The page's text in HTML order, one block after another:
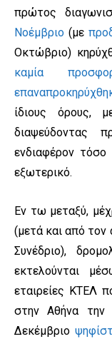
πρώτος
Νοέμβριο (με
Οκτώβριο)
καμία
ίδιους όρους,
διαψεύδοντας
ενδιαφέρον
εξωτερικό.
Εν τω μεταξύ,
(μετά και από τον
Συνέδριο),
εκτελούνται
εταιρείες ΚΤΕΛ
στην Αθήνα την
Δεκέμβριο